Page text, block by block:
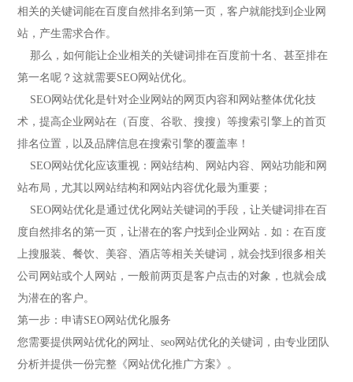
相关的关键词能在百度自然排名到第一页，客户就能找到企业网
站，产生需求合作。
那么，如何能让企业相关的关键词排在百度前十名、甚至排在
第一名呢？这就需要SEO网站优化。
SEO网站优化是针对企业网站的网页内容和网站整体优化技
术，提高企业网站在（百度、谷歌、搜搜）等搜索引擎上的首页
排名位置，以及品牌信息在搜索引擎的覆盖率！
SEO网站优化应该重视：网站结构、网站内容、网站功能和网
站布局，尤其以网站结构和网站内容优化最为重要；
SEO网站优化是通过优化网站关键词的手段，让关键词排在百
度自然排名的第一页，让潜在的客户找到企业网站．如：在百度
上搜服装、餐饮、美容、酒店等相关关键词，就会找到很多相关
公司网站或个人网站，一般前两页是客户点击的对象，也就会成
为潜在的客户。
第一步：申请SEO网站优化服务
您需要提供网站优化的网址、seo网站优化的关键词，由专业团队
分析并提供一份完整《网站优化推广方案》。